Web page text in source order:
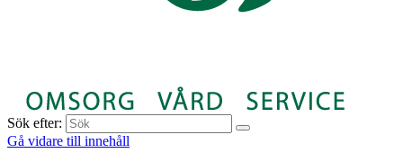
Sök efter:
Gå vidare till innehåll